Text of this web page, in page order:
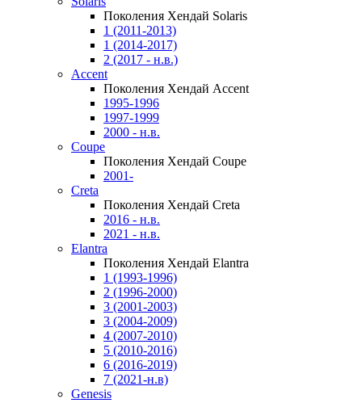
Поколения Хендай Solaris
1 (2011-2013)
1 (2014-2017)
2 (2017 - н.в.)
Accent
Поколения Хендай Accent
1995-1996
1997-1999
2000 - н.в.
Coupe
Поколения Хендай Coupe
2001-
Creta
Поколения Хендай Creta
2016 - н.в.
2021 - н.в.
Elantra
Поколения Хендай Elantra
1 (1993-1996)
2 (1996-2000)
3 (2001-2003)
3 (2004-2009)
4 (2007-2010)
5 (2010-2016)
6 (2016-2019)
7 (2021-н.в)
Genesis